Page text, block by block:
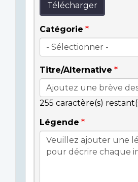
Télécharger
Catégorie
Titre/Alternative
255 caractère(s)
Légende